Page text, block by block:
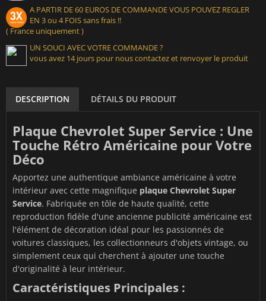
A PARTIR DE 60 EUROS DE COMMANDE VOUS POUVEZ REGLER
EN 3 ou 4 FOIS sans frais !!
( France uniquement )
UN SOUCI AVEC VOTRE COMMANDE ?
vous avez 14 jours pour nous contactez et renvoyer le produit
DESCRIPTION DÉTAILS DU PRODUIT
Plaque Chevrolet Super Service : Une
Touche Rétro Américaine pour Votre
Déco
Apportez une authentique ambiance américaine à votre
intérieur avec cette magnifique plaque Chevrolet Super
Service. Fabriquée en tôle de haute qualité, cette
reproduction fidèle d'une ancienne publicité américaine est
l'élément de décoration idéal pour les passionnés de
voitures classiques, les collectionneurs d'objets vintage, ou
simplement ceux qui cherchent à ajouter une touche
d'originalité à leur intérieur.
Caractéristiques Principales :